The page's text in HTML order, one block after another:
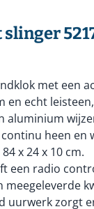
met een
en echt
aluminium
heen en
x 24 x 10 cm.
een radio
meegeleverde
uurwerk zorgt